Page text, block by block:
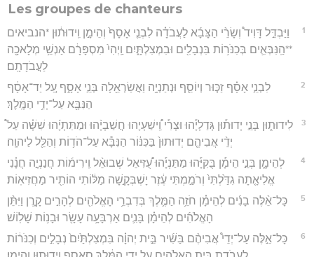
Les groupes de chanteurs
1
וַיַּבְדֵּ֣ל דָּוִיד֩ וְשָׂרֵ֨י הַצָּבָ֜א לַעֲבֹדָ֗ה לִבְנֵ֤י אָסָף֙ וְהֵימָ֣ן וִֽידוּת֔וּן *הנביאים
**הַֽנִּבְּאִ֛ים בְּכִנֹּר֥וֹת בִּנְבָלִ֖ים וּבִמְצִלְתָּ֑יִם וַֽיְהִי֙ מִסְפָּרָ֔ם אַנְשֵׁ֥י מְלָאכָ֖ה
לַעֲבֹדָתָֽם׃
2
לִבְנֵ֣י אָסָ֗ף זַכּ֧וּר וְיוֹסֵ֛ף וּנְתַנְיָ֥ה וַאֲשַׂרְאֵ֖לָה בְּנֵ֣י אָסָ֑ף עַ֚ל יַד־אָסָ֔ף
הַנִּבָּ֖א עַל־יְדֵ֥י הַמֶּֽלֶךְ׃
3
לִידוּת֑וּן בְּנֵ֣י יְדוּת֡וּן גְּדַלְיָ֡הוּ וּצְרִ֡י וִֽ֠ישַׁעְיָהוּ חֲשַׁבְיָ֨הוּ וּמַתִּתְיָ֜הוּ שִׁשָּׁ֗ה עַל֩
יְדֵ֨י אֲבִיהֶ֤ם יְדוּתוּן֙ בַּכִּנּ֔וֹר הַנִּבָּ֕א עַל־הֹד֥וֹת וְהַלֵּ֖ל לַיהוָֽה׃
4
לְהֵימָ֑ן בְּנֵ֣י הֵימָ֡ן בֻּקִּיָּ֡הוּ מַתַּנְיָ֡הוּ עֻ֠זִּיאֵל שְׁבוּאֵ֨ל וִֽירִימ֜וֹת חֲנַנְיָ֣ה חֲנָ֗נִי
אֱלִיאָ֤תָה גִדַּ֙לְתִּי֙ וְרֹמַ֣מְתִּי עֶ֔זֶר יָשְׁבְּקָ֣שָׁה מַלּ֔וֹתִי הוֹתִ֖יר מַחֲזִיאֽוֹת׃
5
כָּל־אֵ֨לֶּה בָנִ֜ים לְהֵימָ֗ן חֹזֵ֥ה הַמֶּ֛לֶךְ בְּדִבְרֵ֥י הָאֱלֹהִ֖ים לְהָרִ֣ים קָ֑רֶן וַיִּתֵּ֨ן
הָאֱלֹהִ֜ים לְהֵימָ֗ן בָּנִ֛ים אַרְבָּעָ֥ה עָשָׂ֖ר וּבָנ֥וֹת שָׁלֽוֹשׁ׃
6
כָּל־אֵ֣לֶּה עַל־יְדֵי֩ אֲבִיהֶ֨ם בַּשִּׁ֜יר בֵּ֣ית יְהוָ֗ה בִּמְצִלְתַּ֙יִם֙ נְבָלִ֣ים וְכִנֹּר֔וֹת